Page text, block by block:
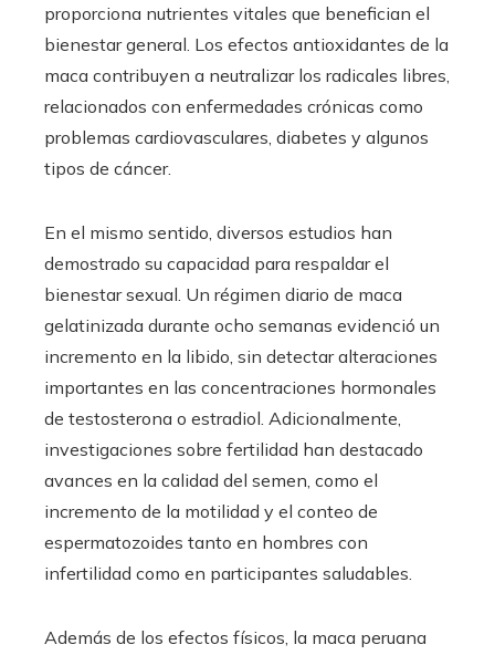
proporciona nutrientes vitales que benefician el
bienestar general. Los efectos antioxidantes de la
maca contribuyen a neutralizar los radicales libres,
relacionados con enfermedades crónicas como
problemas cardiovasculares, diabetes y algunos
tipos de cáncer.
En el mismo sentido, diversos estudios han
demostrado su capacidad para respaldar el
bienestar sexual. Un régimen diario de maca
gelatinizada durante ocho semanas evidenció un
incremento en la libido, sin detectar alteraciones
importantes en las concentraciones hormonales
de testosterona o estradiol. Adicionalmente,
investigaciones sobre fertilidad han destacado
avances en la calidad del semen, como el
incremento de la motilidad y el conteo de
espermatozoides tanto en hombres con
infertilidad como en participantes saludables.
Además de los efectos físicos, la maca peruana